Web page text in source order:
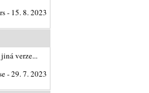
- 15. 8. 2023
verze...
- 29. 7. 2023